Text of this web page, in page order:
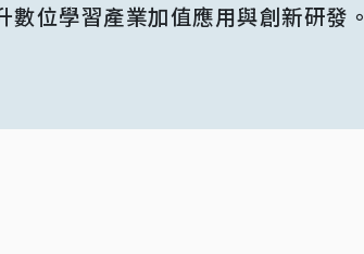
位學習產業加值應用與創新研發。